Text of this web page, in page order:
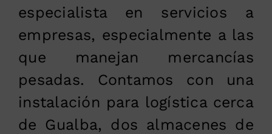
especialista en servicios a
empresas, especialmente a las
que manejan mercancías
pesadas. Contamos con una
instalación para logística cerca
de Gualba, dos almacenes de